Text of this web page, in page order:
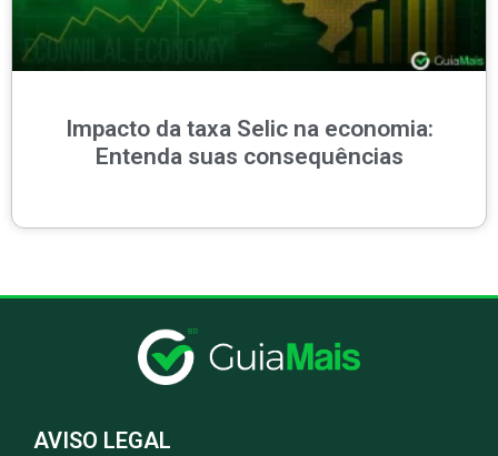
Impacto da taxa Selic na economia:
Entenda suas consequências
AVISO LEGAL